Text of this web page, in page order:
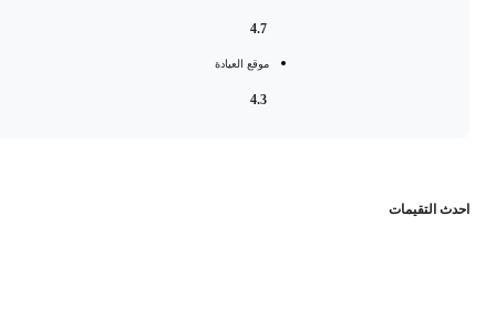
موقع العيادة
التقيمات